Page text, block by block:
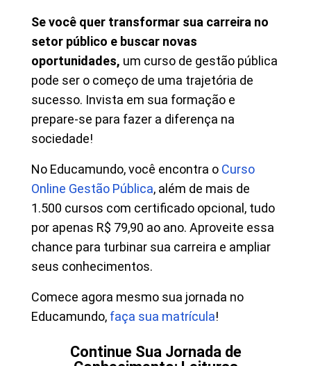
Se você quer transformar sua carreira no
setor público e buscar novas
oportunidades, um curso de gestão pública
pode ser o começo de uma trajetória de
sucesso. Invista em sua formação e
prepare-se para fazer a diferença na
sociedade!
No Educamundo, você encontra o Curso
Online Gestão Pública, além de mais de
1.500 cursos com certificado opcional, tudo
por apenas R$ 79,90 ao ano. Aproveite essa
chance para turbinar sua carreira e ampliar
seus conhecimentos.
Comece agora mesmo sua jornada no
Educamundo, faça sua matrícula!
Continue Sua Jornada de